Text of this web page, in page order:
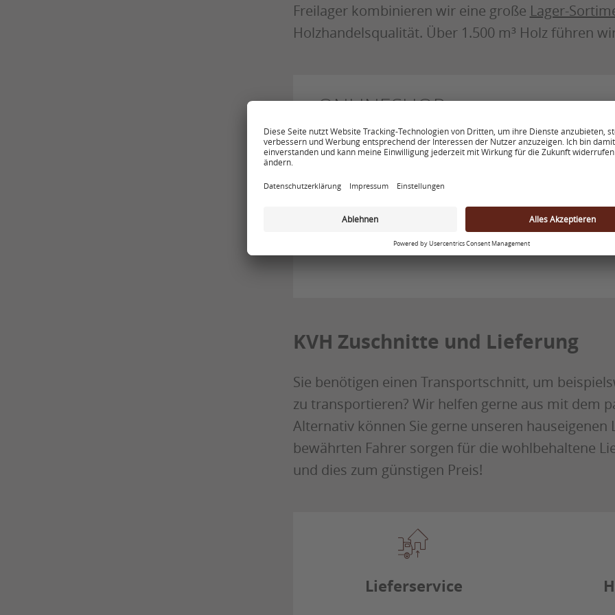
Freilager kombinieren wir eine große Lager-
Holzhandelsqualität. Über 1.500 m³ Holz führen
ONLINESHOP
Beliebte Artikel unseres Sortiments
ZUM ONLINESHOP
KVH Zuschnitte und Lieferung
Sie benötigen einen Transportschnitt, um
zu transportieren? Wir helfen gerne aus mit dem
Alternativ können Sie gerne unseren hauseigenen
bewährten Fahrer sorgen für die wohlbehaltene
und dies zum günstigen Preis!
Lieferservice